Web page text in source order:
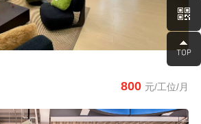
800 元/工位/月